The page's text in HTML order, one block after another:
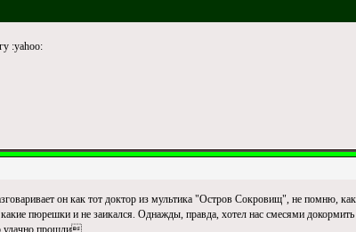
:yahoo:
он как тот доктор из мультика "Остров Сокровищ", не помню,
пюрешки и не заикался. Однажды, правда, хотел нас смесями